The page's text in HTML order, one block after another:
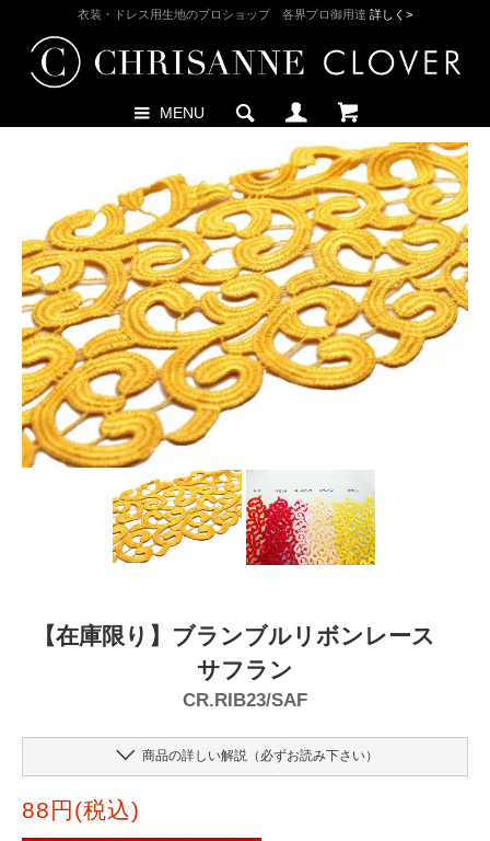
衣装・ドレス用生地のプロショップ 各界プロ御用達 詳しく>
MENU
【在庫限り】ブランブルリボンレース
サフラン
CR.RIB23/SAF
商品の詳しい解説（必ずお読み下さい）
88円(税込)